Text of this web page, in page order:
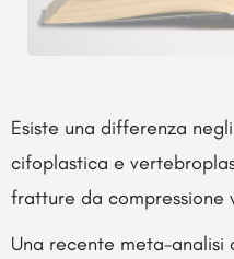
Esiste una differenza
cifoplastica e
fratture da compressione
Una recente meta-analisi